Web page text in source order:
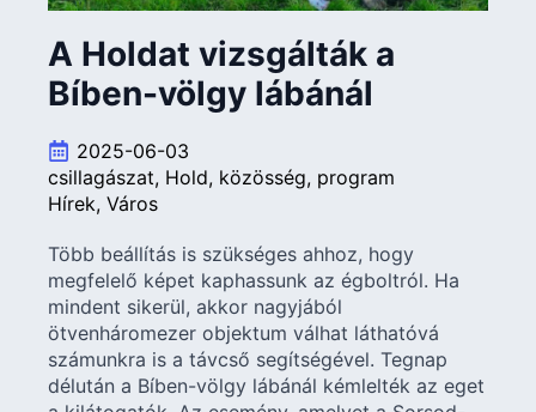
A Holdat vizsgálták a
Bíben-völgy lábánál
2025-06-03
csillagászat Hold közösség program
Hírek Város
Több beállítás is szükséges ahhoz, hogy
megfelelő képet kaphassunk az égboltról. Ha
mindent sikerül, akkor nagyjából
ötvenháromezer objektum válhat láthatóvá
számunkra is a távcső segítségével. Tegnap
délután a Bíben-völgy lábánál kémlelték az eget